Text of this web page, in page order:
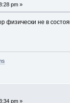
pm »
физически не в
pm »